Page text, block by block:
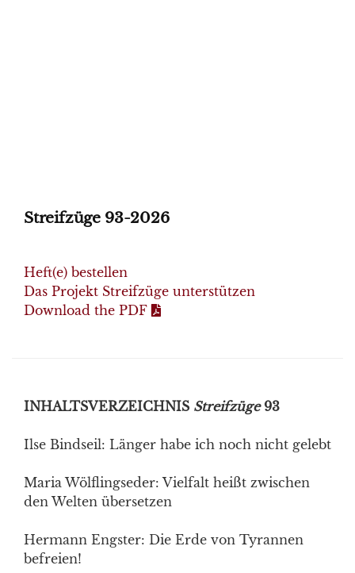
Streifzüge 93-2026
Heft(e) bestellen
Das Projekt Streifzüge unterstützen
Download the PDF
INHALTSVERZEICHNIS Streifzüge93
Ilse Bindseil: Länger habe ich noch nicht gelebt
Maria Wölflingseder: Vielfalt heißt zwischen
den Welten übersetzen
Hermann Engster: Die Erde von Tyrannen
befreien!